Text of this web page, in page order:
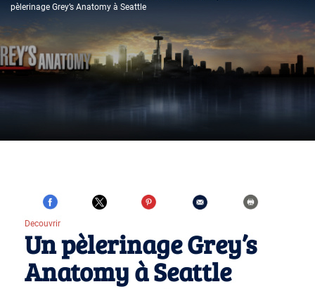
pèlerinage Grey’s Anatomy à Seattle
Decouvrir
Un pèlerinage Grey’s
Anatomy à Seattle